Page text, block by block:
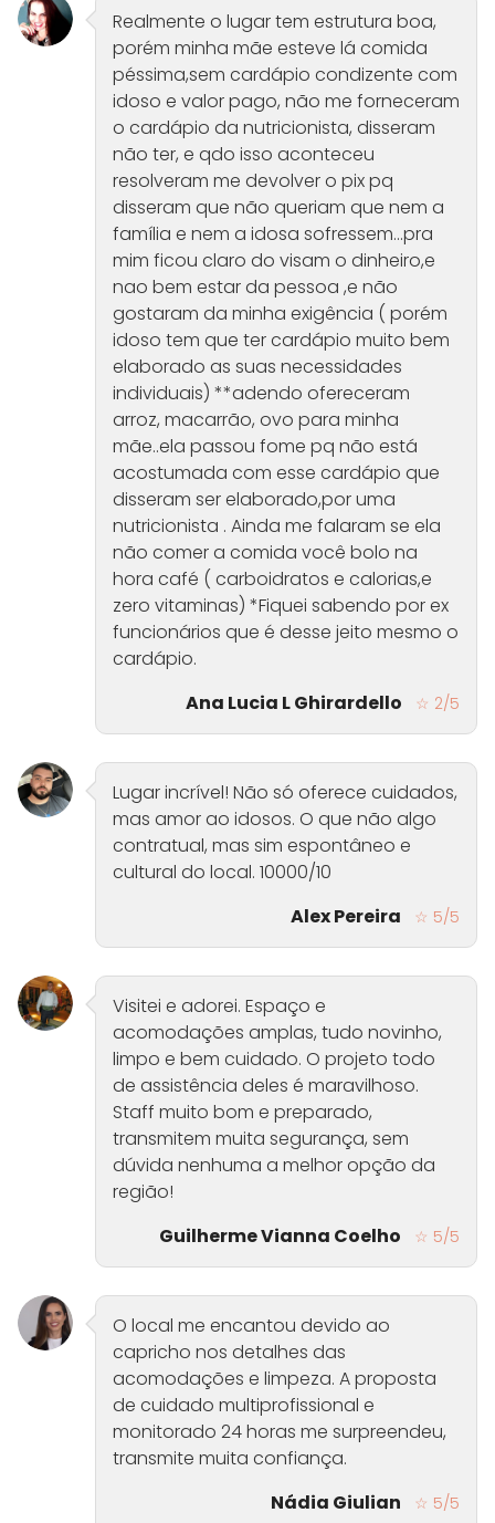
Realmente o lugar tem estrutura boa,
porém minha mãe esteve lá comida
péssima,sem cardápio condizente com
idoso e valor pago, não me forneceram
o cardápio da nutricionista, disseram
não ter, e qdo isso aconteceu
resolveram me devolver o pix pq
disseram que não queriam que nem a
família e nem a idosa sofressem...pra
mim ficou claro do visam o dinheiro,e
nao bem estar da pessoa ,e não
gostaram da minha exigência ( porém
idoso tem que ter cardápio muito bem
elaborado as suas necessidades
individuais) **adendo ofereceram
arroz, macarrão, ovo para minha
mãe..ela passou fome pq não está
acostumada com esse cardápio que
disseram ser elaborado,por uma
nutricionista . Ainda me falaram se ela
não comer a comida você bolo na
hora café ( carboidratos e calorias,e
zero vitaminas) *Fiquei sabendo por ex
funcionários que é desse jeito mesmo o
cardápio.
Ana Lucia L Ghirardello
☆ 2/5
Lugar incrível! Não só oferece cuidados,
mas amor ao idosos. O que não algo
contratual, mas sim espontâneo e
cultural do local. 10000/10
Alex Pereira
☆ 5/5
Visitei e adorei. Espaço e
acomodações amplas, tudo novinho,
limpo e bem cuidado. O projeto todo
de assistência deles é maravilhoso.
Staff muito bom e preparado,
transmitem muita segurança, sem
dúvida nenhuma a melhor opção da
região!
Guilherme Vianna Coelho
☆ 5/5
O local me encantou devido ao
capricho nos detalhes das
acomodações e limpeza. A proposta
de cuidado multiprofissional e
monitorado 24 horas me surpreendeu,
transmite muita confiança.
Nádia Giulian
☆ 5/5